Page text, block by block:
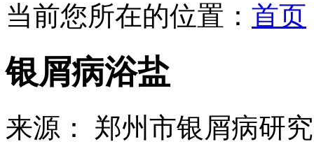
当前您所在的位置： 首页
银屑病浴盐
来源： 郑州市银屑病研